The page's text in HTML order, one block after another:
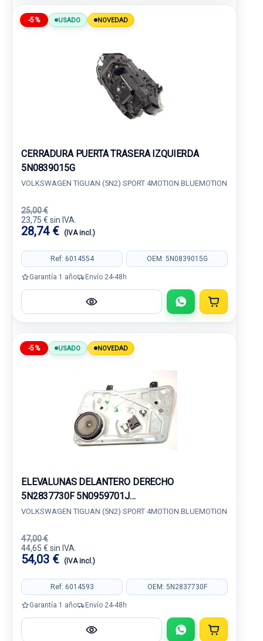
-5% USADO NOVEDAD
CERRADURA PUERTA TRASERA IZQUIERDA
5N0839015G
VOLKSWAGEN TIGUAN (5N2) SPORT 4MOTION BLUEMOTION
25,00 €
23,75 € sin IVA.
28,74 € (IVA incl.)
Ref: 6014554 OEM: 5N0839015G
Garantía 1 año Envío 24-48h
-5% USADO NOVEDAD
ELEVALUNAS DELANTERO DERECHO
5N2837730F 5N0959701J
5N0959701JZ02959016
VOLKSWAGEN TIGUAN (5N2) SPORT 4MOTION BLUEMOTION
47,00 €
44,65 € sin IVA.
54,03 € (IVA incl.)
Ref: 6014593 OEM: 5N2837730F
Garantía 1 año Envío 24-48h